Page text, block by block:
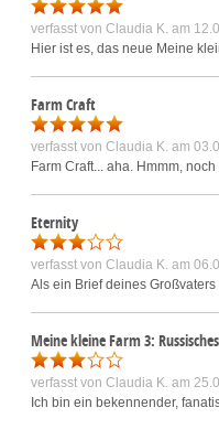
verfasst von Claudia K. am
Hier ist es, das neue Meine
Farm Craft
verfasst von Claudia K. am
Farm Craft... aha. Hmmm,
Eternity
verfasst von Claudia K. am
Als ein Brief deines
Meine kleine Farm 3:
verfasst von Claudia K. am
Ich bin ein bekennender,